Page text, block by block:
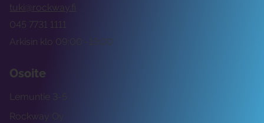
tuki@rockway.fi
Arkisin klo 09:00 -15:00
045 7731 1111
Osoite
Rockway Oy
Lemuntie 3-5